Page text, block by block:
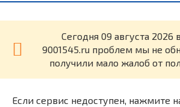
Cегодня 09 августа 2026
9001545.ru проблем мы не
получили мало жалоб от
Если сервис недоступен, нажмите